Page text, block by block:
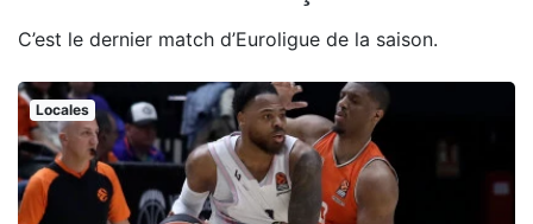
C’est le dernier match d’Euroligue de la saison.
Locales